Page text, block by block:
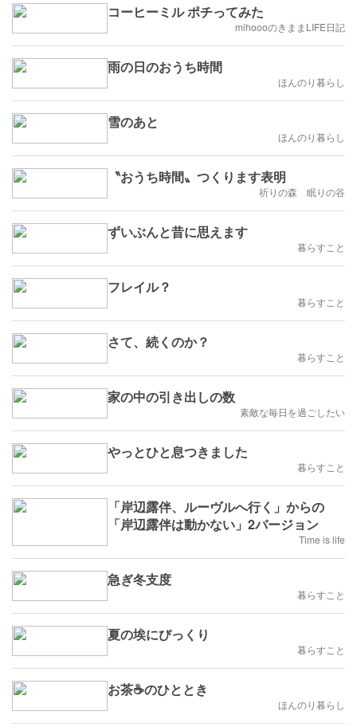
コーヒーミル ポチってみた
mihoooのきままLIFE日記
雨の日のおうち時間
ほんのり暮らし
雪のあと
ほんのり暮らし
〝おうち時間〟つくります表明
祈りの森 眠りの谷
ずいぶんと昔に思えます
暮らすこと
フレイル？
暮らすこと
さて、続くのか？
暮らすこと
家の中の引き出しの数
素敵な毎日を過ごしたい
やっとひと息つきました
暮らすこと
「岸辺露伴、ルーヴルへ行く」からの
「岸辺露伴は動かない」2バージョン
Time is life
急ぎ冬支度
暮らすこと
夏の埃にびっくり
暮らすこと
お茶☕のひととき
ほんのり暮らし